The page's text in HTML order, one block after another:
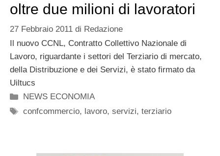
oltre due milioni di lavoratori
27 Febbraio 2011 di Redazione
Il nuovo CCNL, Contratto Collettivo Nazionale di
Lavoro, riguardante i settori del Terziario di mercato,
della Distribuzione e dei Servizi, è stato firmato da
Uiltucs
Categorie
NEWS ECONOMIA
Tag
confcommercio, lavoro,servizi,terziario